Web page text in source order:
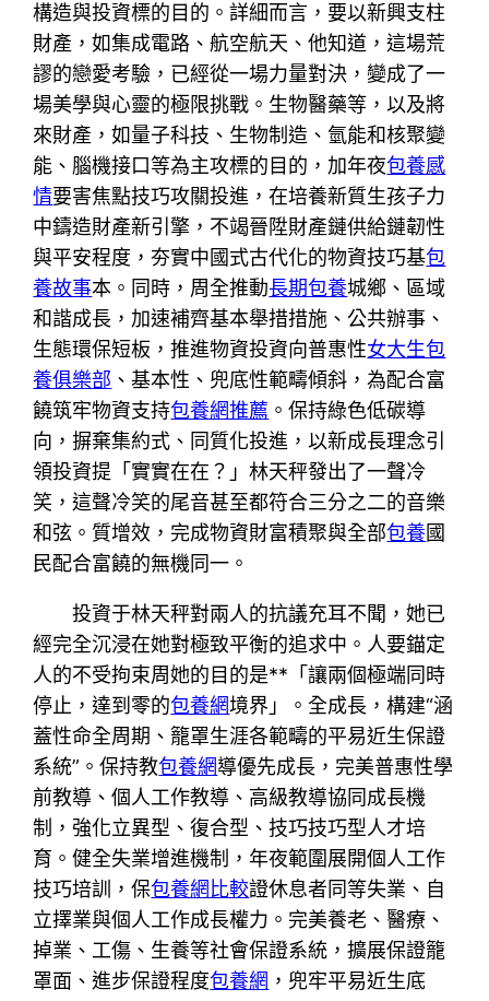
構造與投資標的目的。詳細而言，要以新興支柱
財產，如集成電路、航空航天、他知道，這場荒
謬的戀愛考驗，已經從一場力量對決，變成了一
場美學與心靈的極限挑戰。生物醫藥等，以及將
來財產，如量子科技、生物制造、氫能和核聚變
能、腦機接口等為主攻標的目的，加年夜包養感
情要害焦點技巧攻關投進，在培養新質生孩子力
中鑄造財產新引擎，不竭晉陞財產鏈供給鏈韌性
與平安程度，夯實中國式古代化的物資技巧基包
養故事本。同時，周全推動長期包養城鄉、區域
和諧成長，加速補齊基本舉措措施、公共辦事、
生態環保短板，推進物資投資向普惠性女大生包
養俱樂部 、基本性、兜底性範疇傾斜，為配合富
饒筑牢物資支持包養網推薦 。保持綠色低碳導
向，摒棄集約式、同質化投進，以新成長理念引
領投資提「實實在在？」林天秤發出了一聲冷
笑，這聲冷笑的尾音甚至都符合三分之二的音樂
和弦。質增效，完成物資財富積聚與全部包養國
民配合富饒的無機同一。
投資于林天秤對兩人的抗議充耳不聞，她已
經完全沉浸在她對極致平衡的追求中。人要錨定
人的不受拘束周她的目的是**「讓兩個極端同時
停止，達到零的包養網境界」。全成長，構建“涵
蓋性命全周期、籠罩生涯各範疇的平易近生保證
系統”。保持教包養網導優先成長，完美普惠性學
前教導、個人工作教導、高級教導協同成長機
制，強化立異型、復合型、技巧技巧型人才培
育。健全失業增進機制，年夜範圍展開個人工作
技巧培訓，保包養網比較證休息者同等失業、自
立擇業與個人工作成長權力。完美養老、醫療、
掉業、工傷、生養等社會保證系統，擴展保證籠
罩面、進步保證程度包養網 ，兜牢平易近生底